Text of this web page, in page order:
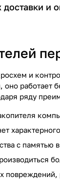
и
и
оно
ряду
с памятью
повреждений,